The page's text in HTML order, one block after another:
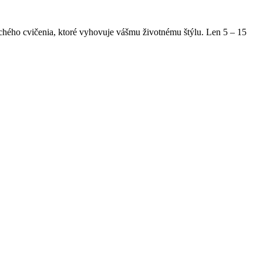
cvičenia, ktoré vyhovuje vášmu životnému štýlu. Len 5 – 15